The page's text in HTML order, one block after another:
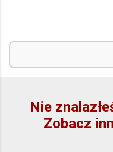
Nie
Zobacz